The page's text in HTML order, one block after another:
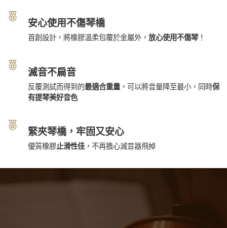
安心使用不傷琴橋
首創設計，將橡膠溫柔包覆於金屬外， 放心使用不傷琴！
滅音不扁音
反覆測試而得到的最適合重量，可以將音量降至最小，同時保
有提琴美好音色
緊夾琴橋，牢固又安心
優質橡膠止滑性佳，不再擔心滅音器飛掉